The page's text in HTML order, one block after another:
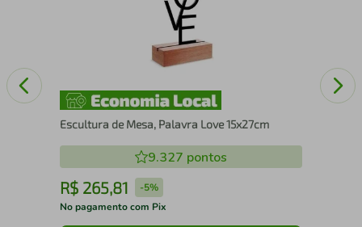
Escultura de Mesa, Palavra Love 15x27cm
9.327 pontos
R$ 265,81 -5%
No pagamento com Pix